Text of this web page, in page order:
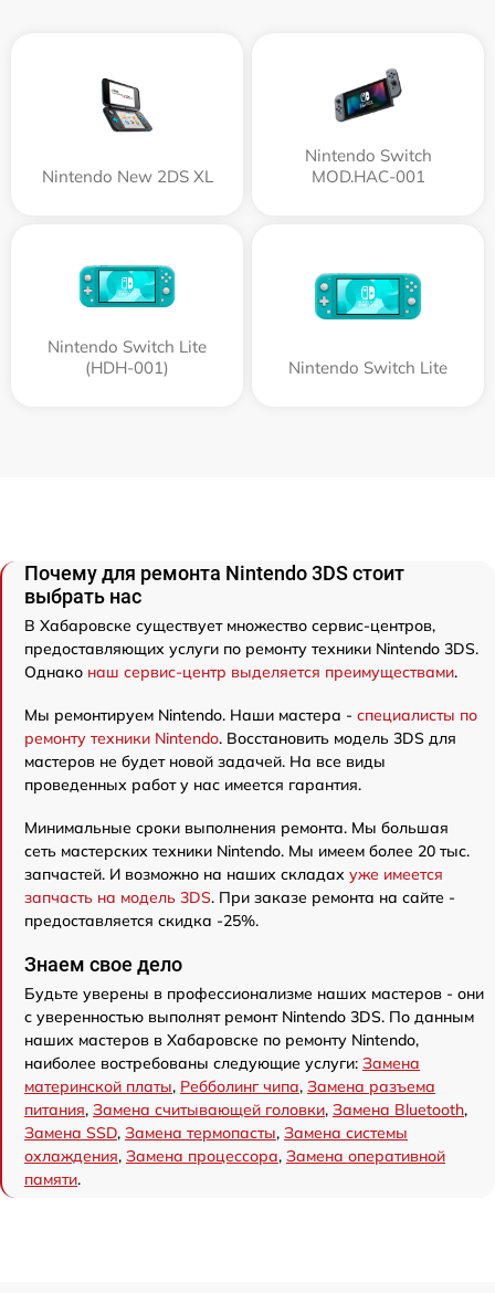
Nintendo New 2DS XL
Nintendo Switch
MOD.HAC-001
Nintendo Switch Lite
(HDH-001)
Nintendo Switch Lite
Почему для ремонта Nintendo 3DS стоит
выбрать нас
В Хабаровске существует множество сервис-центров,
предоставляющих услуги по ремонту техники Nintendo 3DS.
Однако наш сервис-центр выделяется преимуществами.
Мы ремонтируем Nintendo. Наши мастера - специалисты по
ремонту техники Nintendo. Восстановить модель 3DS для
мастеров не будет новой задачей. На все виды
проведенных работ у нас имеется гарантия.
Минимальные сроки выполнения ремонта. Мы большая
сеть мастерских техники Nintendo. Мы имеем более 20 тыс.
запчастей. И возможно на наших складах уже имеется
запчасть на модель 3DS. При заказе ремонта на сайте -
предоставляется скидка -25%.
Знаем свое дело
Будьте уверены в профессионализме наших мастеров - они
с уверенностью выполнят ремонт Nintendo 3DS. По данным
наших мастеров в Хабаровске по ремонту Nintendo,
наиболее востребованы следующие услуги: Замена
материнской платы, Ребболинг чипа, Замена разъема
питания, Замена считывающей головки, Замена Bluetooth,
Замена SSD, Замена термопасты, Замена системы
охлаждения, Замена процессора, Замена оперативной
памяти.